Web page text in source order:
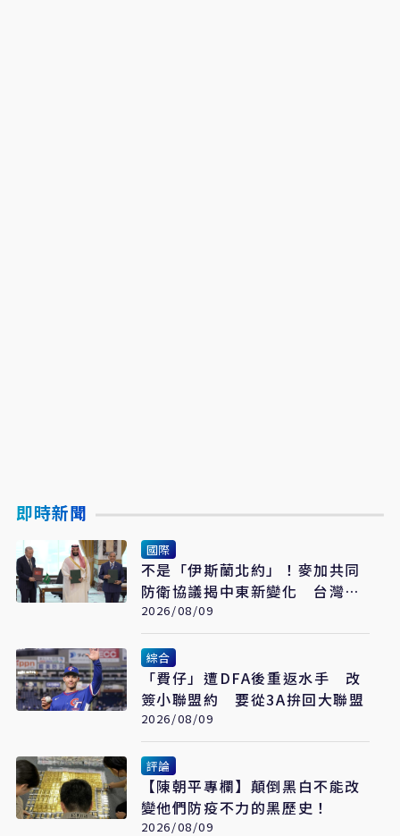
即時新聞
國際
不是「伊斯蘭北約」！麥加共同
防衛協議揭中東新變化 台灣該
看懂「多層次安全」
2026/08/09
綜合
「費仔」遭DFA後重返水手 改
簽小聯盟約 要從3A拚回大聯盟
2026/08/09
評論
【陳朝平專欄】顛倒黑白不能改
變他們防疫不力的黑歷史！
2026/08/09